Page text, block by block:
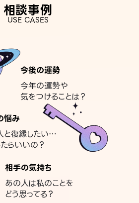
相談事例
USE CASES
今後の運勢
今年の運勢や
気をつけることは？
悩み
と復縁したい…
らいいの？
相手の気持ち
あの人は私のことを
どう思ってる？